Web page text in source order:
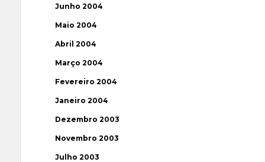
Junho 2004
Maio 2004
Abril 2004
Março 2004
Fevereiro 2004
Janeiro 2004
Dezembro 2003
Novembro 2003
Julho 2003